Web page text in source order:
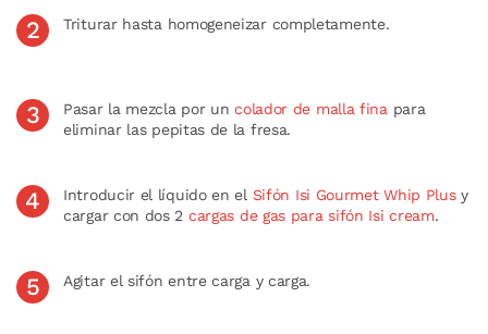
Triturar hasta homogeneizar completamente.
Pasar la mezcla por uncolador de malla fina para
eliminar las pepitas de la fresa.
Introducir el líquido en el Sifón Isi Gourmet Whip Plusy
cargar con dos 2 cargas de gas para sifón Isi cream.
Agitar el sifón entre carga y carga.